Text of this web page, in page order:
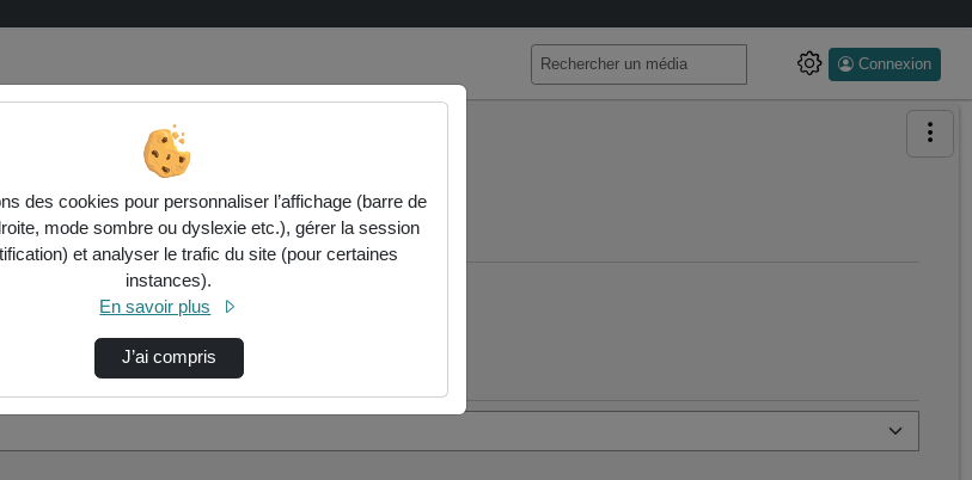
Connexion
? Comment ?"
des cookies pour personnaliser l’affichage (barre de
mode sombre ou dyslexie etc.), gérer la session
et analyser le trafic du site (pour certaines
instances).
En savoir plus
J’ai compris